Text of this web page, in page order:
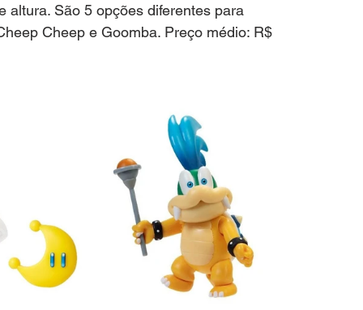
altura. São 5 opções diferentes para
Cheep e Goomba. Preço médio: R$